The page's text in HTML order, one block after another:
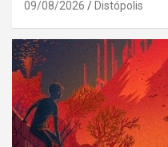
09/08/2026 Distópolis